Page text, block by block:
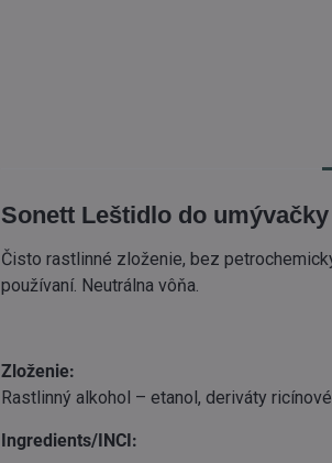
Sonett Leštidlo do
Čisto rastlinné zloženie, bez
používaní. Neutrálna vôňa.
Zloženie:
Rastlinný alkohol – etanol, deriváty
Ingredients/INCI: